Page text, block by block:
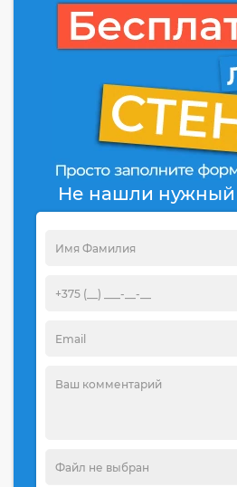
Не нашли нужный